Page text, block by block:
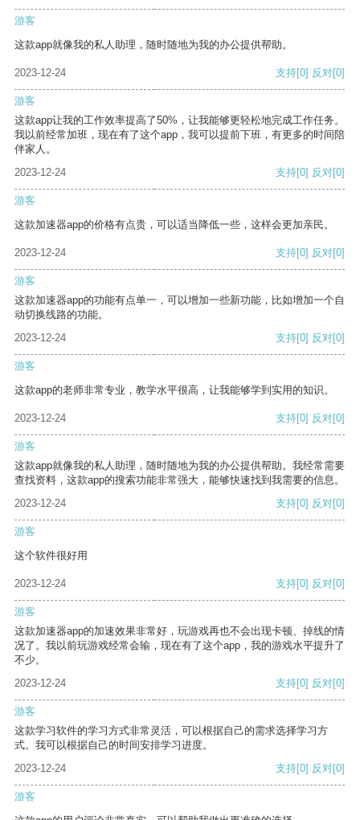
游客
这款app就像我的私人助理，随时随地为我的办公提供帮助。
2023-12-24 支持[0] 反对[0]
游客
这款app让我的工作效率提高了50%，让我能够更轻松地完成工作任务。
我以前经常加班，现在有了这个app，我可以提前下班，有更多的时间陪
伴家人。
2023-12-24
支持[0] 反对[0]
游客
这款加速器app的价格有点贵，可以适当降低一些，这样会更加亲民。
2023-12-24 支持[0] 反对[0]
游客
这款加速器app的功能有点单一，可以增加一些新功能，比如增加一个自
动切换线路的功能。
2023-12-24
支持[0] 反对[0]
游客
这款app的老师非常专业，教学水平很高，让我能够学到实用的知识。
2023-12-24 支持[0] 反对[0]
游客
这款app就像我的私人助理，随时随地为我的办公提供帮助。我经常需要
查找资料，这款app的搜索功能非常强大，能够快速找到我需要的信息。
2023-12-24
支持[0] 反对[0]
游客
这个软件很好用
2023-12-24 支持[0] 反对[0]
游客
这款加速器app的加速效果非常好，玩游戏再也不会出现卡顿、掉线的情
况了。我以前玩游戏经常会输，现在有了这个app，我的游戏水平提升了
不少。
2023-12-24
支持[0] 反对[0]
游客
这款学习软件的学习方式非常灵活，可以根据自己的需求选择学习方
式。我可以根据自己的时间安排学习进度。
2023-12-24
支持[0] 反对[0]
游客